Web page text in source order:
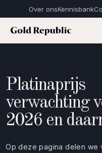
Over onsKennisbank
Platinaprijs
verwachting
2026 en
Op deze pagina delen we